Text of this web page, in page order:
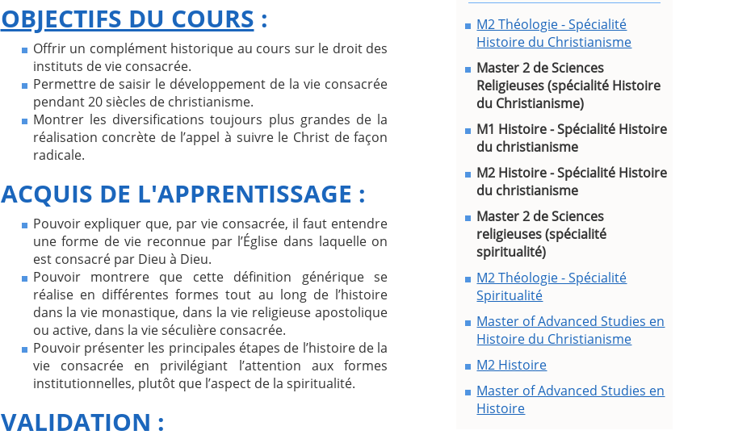
OBJECTIFS DU COURS :
Offrir un complément historique au cours sur le droit des
instituts de vie consacrée.
Permettre de saisir le développement de la vie consacrée
pendant 20 siècles de christianisme.
Montrer les diversifications toujours plus grandes de la
réalisation concrète de l’appel à suivre le Christ de façon
radicale.
ACQUIS DE L'APPRENTISSAGE :
Pouvoir expliquer que, par vie consacrée, il faut entendre
une forme de vie reconnue par l’Église dans laquelle on
est consacré par Dieu à Dieu.
Pouvoir montrere que cette définition générique se
réalise en différentes formes tout au long de l’histoire
dans la vie monastique, dans la vie religieuse apostolique
ou active, dans la vie séculière consacrée.
Pouvoir présenter les principales étapes de l’histoire de la
vie consacrée en privilégiant l’attention aux formes
institutionnelles, plutôt que l’aspect de la spiritualité.
VALIDATION :
M2 Théologie - Spécialité
Histoire du Christianisme
Master 2 de Sciences
Religieuses (spécialité Histoire
du Christianisme)
M1 Histoire - Spécialité Histoire
du christianisme
M2 Histoire - Spécialité Histoire
du christianisme
Master 2 de Sciences
religieuses (spécialité
spiritualité)
M2 Théologie - Spécialité
Spiritualité
Master of Advanced Studies en
Histoire du Christianisme
M2 Histoire
Master of Advanced Studies en
Histoire